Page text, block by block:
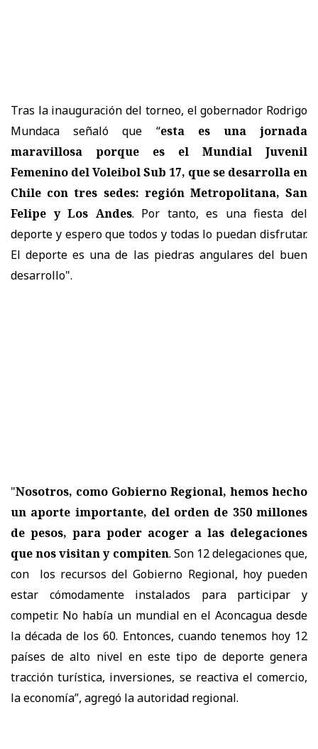
Tras la inauguración del torneo, el gobernador Rodrigo
Mundaca señaló que “esta es una jornada
maravillosa porque es el Mundial Juvenil
Femenino del Voleibol Sub 17, que se desarrolla en
Chile con tres sedes: región Metropolitana, San
Felipe y Los Andes. Por tanto, es una fiesta del
deporte y espero que todos y todas lo puedan disfrutar.
El deporte es una de las piedras angulares del buen
desarrollo".
"Nosotros, como Gobierno Regional, hemos hecho
un aporte importante, del orden de 350 millones
de pesos, para poder acoger a las delegaciones
que nos visitan y compiten. Son 12 delegaciones que,
con los recursos del Gobierno Regional, hoy pueden
estar cómodamente instalados para participar y
competir. No había un mundial en el Aconcagua desde
la década de los 60. Entonces, cuando tenemos hoy 12
países de alto nivel en este tipo de deporte genera
tracción turística, inversiones, se reactiva el comercio,
la economía”, agregó la autoridad regional.